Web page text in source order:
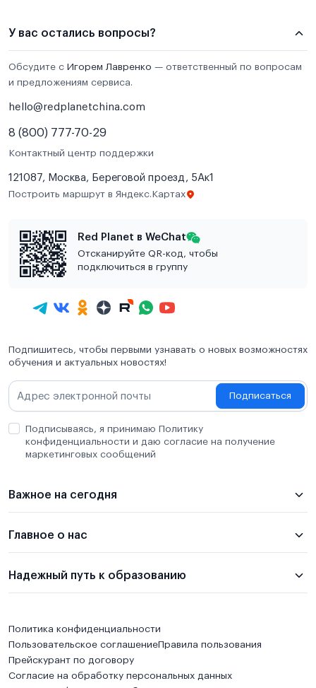
У вас остались вопросы?
Обсудите с Игорем Лавренко — ответственный по вопросам
и предложениям сервиса.
hello@redplanetchina.com
8 (800) 777-70-29
Контактный центр поддержки
121087, Москва, Береговой проезд, 5Ак1
Построить маршрут в Яндекс.Картах
Red Planet в WeChat
Отсканируйте QR-код, чтобы
подключиться в группу
Подпишитесь, чтобы первыми узнавать о новых возможностях
обучения и актуальных новостях!
Подписаться
Подписываясь, я принимаю Политику
конфиденциальности и даю согласие на получение
маркетинговых сообщений
Важное на сегодня
Главное о нас
Надежный путь к образованию
Политика конфиденциальности
Пользовательское соглашениеПравила пользования
Прейскурант по договору
Согласие на обработку персональных данных